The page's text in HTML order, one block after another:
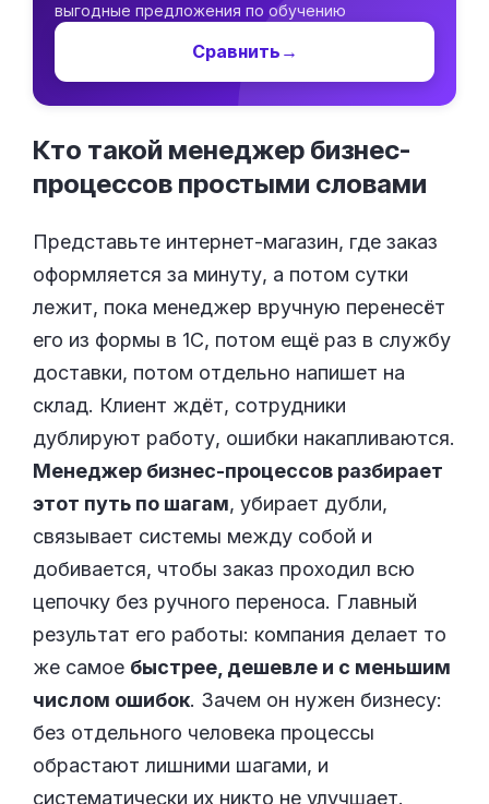
выгодные предложения по обучению
Сравнить →
Кто такой менеджер бизнес-
процессов простыми словами
Представьте интернет-магазин, где заказ
оформляется за минуту, а потом сутки
лежит, пока менеджер вручную перенесёт
его из формы в 1С, потом ещё раз в службу
доставки, потом отдельно напишет на
склад. Клиент ждёт, сотрудники
дублируют работу, ошибки накапливаются.
Менеджер бизнес-процессов разбирает
этот путь по шагам, убирает дубли,
связывает системы между собой и
добивается, чтобы заказ проходил всю
цепочку без ручного переноса. Главный
результат его работы: компания делает то
же самое быстрее, дешевле и с меньшим
числом ошибок. Зачем он нужен бизнесу:
без отдельного человека процессы
обрастают лишними шагами, и
систематически их никто не улучшает.